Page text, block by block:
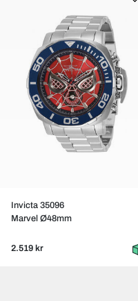
Invicta 35096
Marvel Ø48mm
2.519 kr